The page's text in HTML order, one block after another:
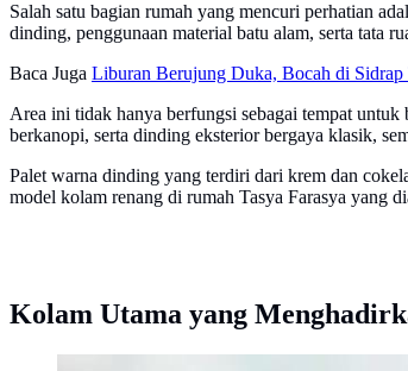
Salah satu bagian rumah yang mencuri perhatian
dinding, penggunaan material batu alam, serta tata
Baca Juga Liburan Berujung Duka, Bocah di
Area ini tidak hanya berfungsi sebagai tempat
berkanopi, serta dinding eksterior bergaya klasik,
Palet warna dinding yang terdiri dari krem dan
model kolam renang di rumah Tasya Farasya yang
Kolam Utama yang